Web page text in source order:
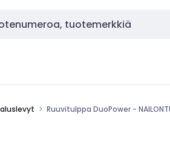
Ruuvitulppa DuoPower -